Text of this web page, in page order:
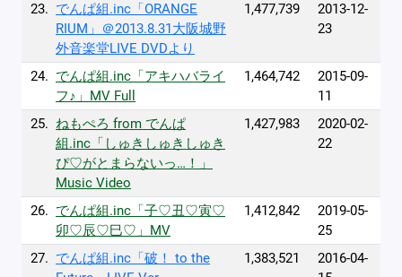
23. でんぱ組.inc「ORANGE
RIUM」＠2013.8.31大阪城野
外音楽堂LIVE DVDより
1,477,739
2013-12-
23
24. でんぱ組.inc「アキハバライ
フ♪」MV Full
1,464,742
2015-09-
11
25. ねもぺろ from でんぱ
組.inc「しゅきしゅきしゅき
ぴ♡がとまらないっ…！」
Music Video
1,427,983
2020-02-
22
26. でんぱ組.inc「子♡丑♡寅♡
卯♡辰♡巳♡」MV
1,412,842
2019-05-
25
27. でんぱ組.inc「破！ to the
1,383,521
2016-04-